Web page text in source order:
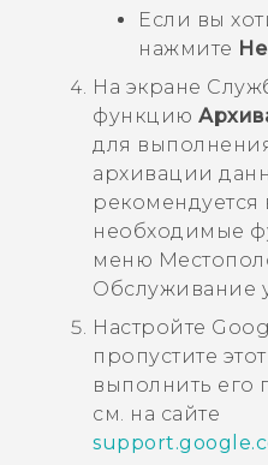
Если вы
нажмите
На экране
функцию
для
архивации
рекомендуется
необходимые
меню
Обслуживание
Настройте
пропустите
выполнить его
см. на сайте